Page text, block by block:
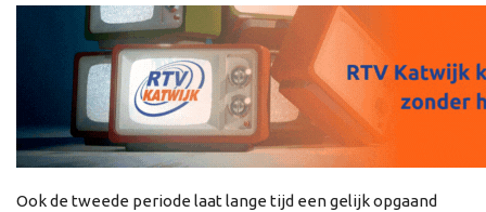
Ook de tweede periode laat lange tijd een gelijk opgaand